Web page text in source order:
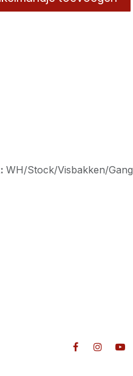
WH/Stock/Visbakken/Gang